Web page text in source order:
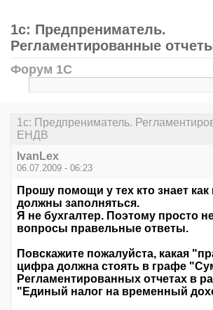
1c: Предпрениматель.
Регламентированные
Форум 1С
1c: Предпрениматель.
ЕНДВ
IvanLex
06.07.2009 - 06:23
Прошу помощи у тех кто знает
должны заполняться.
Я не бухгалтер. Поэтому просто
вопросы правельные ответы.
Повскажите пожалуйста, какая
цифра должна стоять в графе
Регламентированных отчетах в
"Единый налог на временный